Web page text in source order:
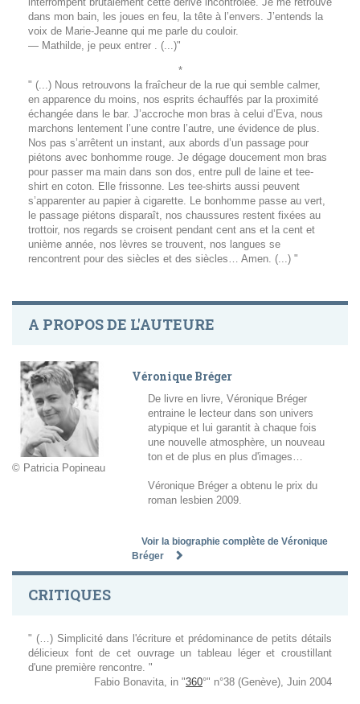
dans mon bain, les joues en feu, la tête à l’envers. J’entends la
voix de Marie-Jeanne qui me parle du couloir.
— Mathilde, je peux entrer . (...)"
*
" (...) Nous retrouvons la fraîcheur de la rue qui semble calmer,
en apparence du moins, nos esprits échauffés par la proximité
échangée dans le bar. J’accroche mon bras à celui d’Eva, nous
marchons lentement l’une contre l’autre, une évidence de plus.
Nos pas s’arrêtent un instant, aux abords d’un passage pour
piétons avec bonhomme rouge. Je dégage doucement mon bras
pour passer ma main dans son dos, entre pull de laine et tee-
shirt en coton. Elle frissonne. Les tee-shirts aussi peuvent
s’apparenter au papier à cigarette. Le bonhomme passe au vert,
le passage piétons disparaît, nos chaussures restent fixées au
trottoir, nos regards se croisent pendant cent ans et la cent et
unième année, nos lèvres se trouvent, nos langues se
rencontrent pour des siècles et des siècles… Amen. (...) "
A PROPOS DE L'AUTEURE
© Patricia Popineau
Véronique Bréger
De livre en livre, Véronique Bréger
entraine le lecteur dans son univers
atypique et lui garantit à chaque fois
une nouvelle atmosphère, un nouveau
ton et de plus en plus d'images…
Véronique Bréger a obtenu le prix du
roman lesbien 2009.
Voir la biographie complète de Véronique
Bréger
CRITIQUES
" (…) Simplicité dans l'écriture et prédominance de petits détails
délicieux font de cet ouvrage un tableau léger et croustillant
d'une première rencontre. "
Fabio Bonavita, in "360°" n°38 (Genève), Juin 2004